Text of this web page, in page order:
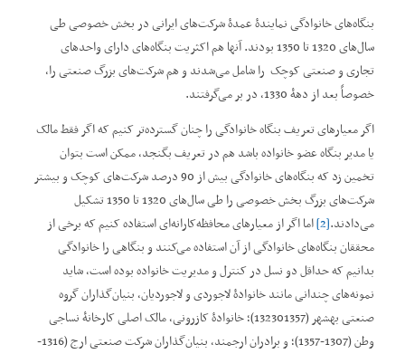
بنگاه‌های خانوادگی نمایندۀ عمدۀ شرکت‌های ایرانی در بخش خصوصی طی
سال‌های 1320 تا 1350 بودند. آنها هم اکثریت بنگاه‌های دارای واحدهای
تجاری و صنعتی کوچک را شامل می‌شدند و هم شرکت‌های بزرگ صنعتی را،
خصوصاً بعد از دهۀ 1330، در بر می‌گرفتند.
اگر معیار‌های تعریف بنگاه خانوادگی را چنان گسترده‌تر کنیم که اگر فقط مالک
یا مدیر بنگاه عضو خانواده باشد هم در تعریف بگنجد، ممکن است بتوان
تخمین زد که بنگاه‌های خانوادگی بیش از 90 درصد شرکت‌های کوچک و بیشتر
شرکت‌های بزرگ بخش خصوصی را طی سال‌های 1320 تا 1350 تشکیل
می‌دادند.[2] اما اگر از معیارهای محافظه‌کارانه‌ای استفاده کنیم که برخی از
محققان بنگاه‌های خانوادگی از آن استفاده می‌کنند و بنگاهی را خانوادگی
بدانیم که حداقل دو نسل در کنترل و مدیریت خانواده بوده است، شاید
نمونه‌های چندانی مانند خانوادۀ لاجوردی و لاجوردیان، بنیان‌گذاران گروه
صنعتی بهشهر (132301357)؛ خانوادۀ کازرونی، مالک اصلی کارخانۀ نساجی
وطن (1307-1357)؛ و برادران ارجمند، بنیان‌گذاران شرکت صنعتی ارج (1316-